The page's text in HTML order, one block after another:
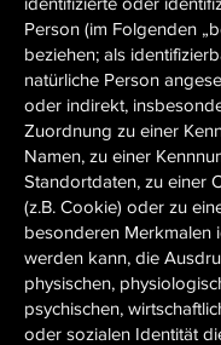
Person (im Folgenden
beziehen; als
natürliche Person
oder indirekt,
Zuordnung zu einer
Namen, zu einer
Standortdaten, zu einer
(z.B. Cookie) oder zu
besonderen Merkmalen
werden kann, die
physischen,
psychischen,
oder sozialen Identität